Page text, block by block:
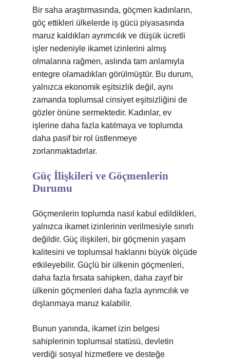
Bir saha araştırmasında, göçmen kadınların,
göç ettikleri ülkelerde iş gücü piyasasında
maruz kaldıkları ayrımcılık ve düşük ücretli
işler nedeniyle ikamet izinlerini almış
olmalarına rağmen, aslında tam anlamıyla
entegre olamadıkları görülmüştür. Bu durum,
yalnızca ekonomik eşitsizlik değil, aynı
zamanda toplumsal cinsiyet eşitsizliğini de
gözler önüne sermektedir. Kadınlar, ev
işlerine daha fazla katılmaya ve toplumda
daha pasif bir rol üstlenmeye
zorlanmaktadırlar.
Güç İlişkileri ve Göçmenlerin
Durumu
Göçmenlerin toplumda nasıl kabul edildikleri,
yalnızca ikamet izinlerinin verilmesiyle sınırlı
değildir. Güç ilişkileri, bir göçmenin yaşam
kalitesini ve toplumsal haklarını büyük ölçüde
etkileyebilir. Güçlü bir ülkenin göçmenleri,
daha fazla fırsata sahipken, daha zayıf bir
ülkenin göçmenleri daha fazla ayrımcılık ve
dışlanmaya maruz kalabilir.
Bunun yanında, ikamet izin belgesi
sahiplerinin toplumsal statüsü, devletin
verdiği sosyal hizmetlere ve desteğe